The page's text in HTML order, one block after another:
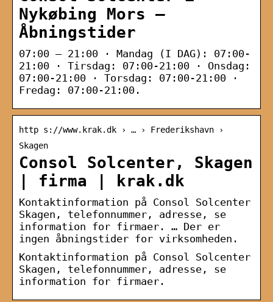
Nykøbing Mors –
Åbningstider
07:00 – 21:00 · Mandag (I DAG): 07:00-
21:00 · Tirsdag: 07:00-21:00 · Onsdag:
07:00-21:00 · Torsdag: 07:00-21:00 ·
Fredag: 07:00-21:00.
http s://www.krak.dk › … › Frederikshavn ›
Skagen
Consol Solcenter, Skagen
| firma | krak.dk
Kontaktinformation på Consol Solcenter
Skagen, telefonnummer, adresse, se
information for firmaer. … Der er
ingen åbningstider for virksomheden.
Kontaktinformation på Consol Solcenter
Skagen, telefonnummer, adresse, se
information for firmaer.